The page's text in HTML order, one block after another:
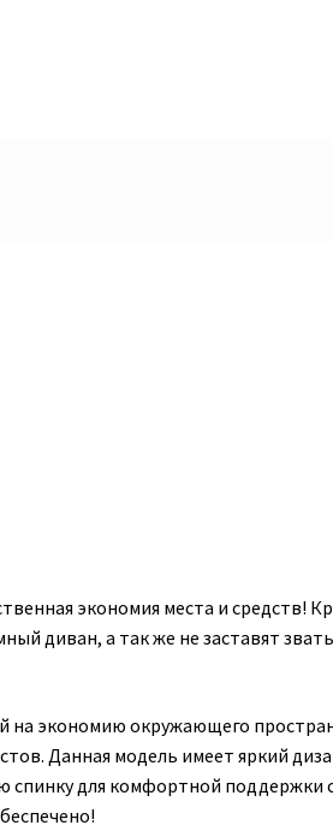
экономия места и средств!
диван, а так же не заставят
на экономию окружающего
Данная модель имеет яркий
спинку для комфортной поддержки